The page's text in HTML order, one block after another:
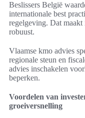
Beslissers België
internationale best
regelgeving. Dat
robuust.
Vlaamse kmo advies
regionale steun en
advies inschakelen
beperken.
Voordelen van
groeiversnelling